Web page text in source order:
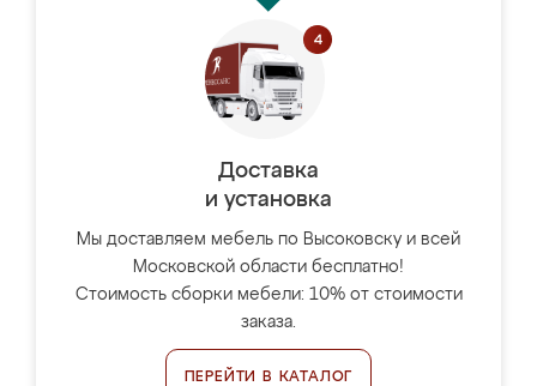
Доставка
и установка
Мы доставляем мебель по Высоковску и всей
Московской области бесплатно!
Стоимость сборки мебели: 10% от стоимости
заказа.
ПЕРЕЙТИ В КАТАЛОГ